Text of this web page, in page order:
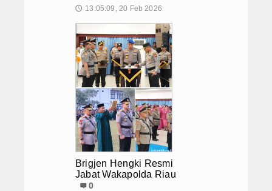
🕔 13:05:09, 20 Feb 2026
Brigjen Hengki Resmi
Jabat Wakapolda Riau
0